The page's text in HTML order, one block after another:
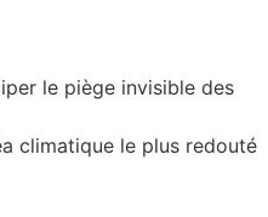
le piège invisible des
climatique le plus redouté